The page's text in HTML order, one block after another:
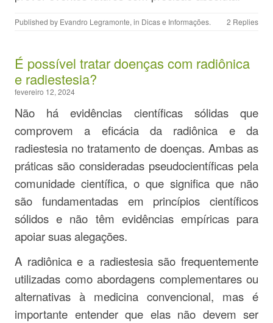
Published by Evandro Legramonte, in Dicas e Informações. 2 Replies
É possível tratar doenças com radiônica
e radiestesia?
fevereiro 12, 2024
Não há evidências científicas sólidas que
comprovem a eficácia da radiônica e da
radiestesia no tratamento de doenças. Ambas as
práticas são consideradas pseudocientíficas pela
comunidade científica, o que significa que não
são fundamentadas em princípios científicos
sólidos e não têm evidências empíricas para
apoiar suas alegações.
A radiônica e a radiestesia são frequentemente
utilizadas como abordagens complementares ou
alternativas à medicina convencional, mas é
importante entender que elas não devem ser